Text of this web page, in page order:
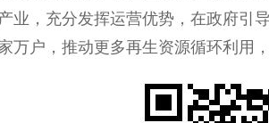
业，充分发挥运营优势，在政府引
万户，推动更多再生资源循环利用